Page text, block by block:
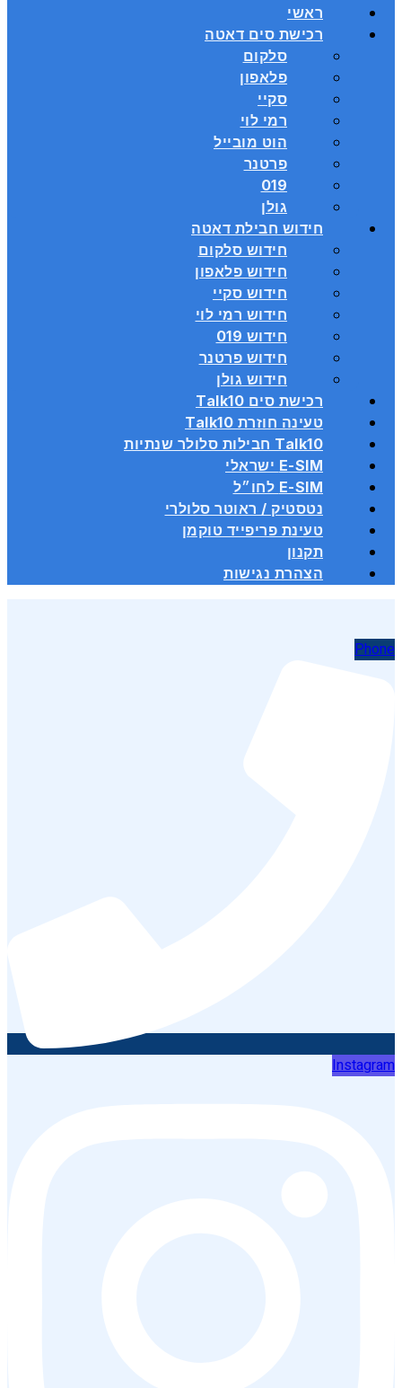
ראשי
רכישת סים דאטה
סלקום
פלאפון
סקיי
רמי לוי
הוט מובייל
פרטנר
019
גולן
חידוש חבילת דאטה
חידוש סלקום
חידוש פלאפון
חידוש סקיי
חידוש רמי לוי
חידוש 019
חידוש פרטנר
חידוש גולן
רכישת סים Talk10
טעינה חוזרת Talk10
Talk10 חבילות סלולר שנתיות
E-SIM ישראלי
E-SIM לחו״ל
נטסטיק / ראוטר סלולרי
טעינת פריפייד טוקמן
תקנון
הצהרת נגישות
Phone
Instagram